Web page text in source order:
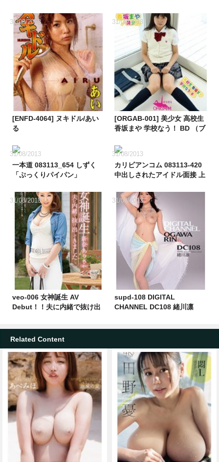
[ENFD-4064] ヌキドル/あい
る
31/08/2013
[ORGAB-001] 美少女 高校生
香坂まや 学校なう！ BD （ブ
31/08/2013
一本道 083113_654 しずく
「ぷっくりパイパン」
31/08/2013
カリビアンコム 083113-420
中出しされたアイドル面接 上
31/08/2013
veo-006 女神誕生 AV
Debut！！夫に内緒で抜け出
31/08/2013
supd-108 DIGITAL
CHANNEL DC108 緒川凛
31/08/2013
Related Content